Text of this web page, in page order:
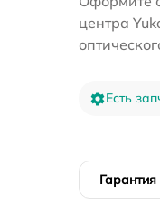
центра
Есть
Гарантия